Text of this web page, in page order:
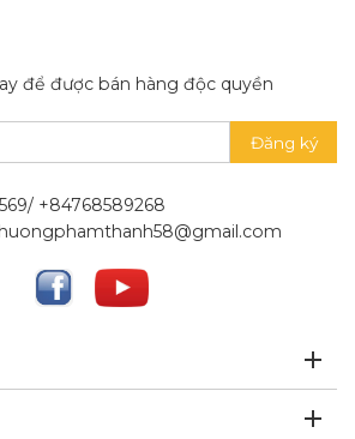
để được bán hàng độc quyền
+84768589268